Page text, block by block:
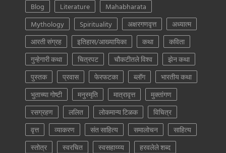
Blog Literature
Mahabharata
Mythology
Spirituality अक्षरगणवृत्त
अध्यात्म
आरती संग्रह
इतिहास/आख्यायिका कथा
कविता
गुन्हेगारी कथा
चित्रपट चौकटीतले विश्व
झेन कथा
पुस्तक
प्रवास फेरफटका ब्लॉग
भारतीय कथा
भुताच्या गोष्टी
मनुस्मृति मात्रावृत्त
मुक्तांगण
रसग्रहण
ललित लोकमान्य टिळक
विचित्र
वृत्त
व्याकरण संत साहित्य समालोचन
साहित्य
स्तोत्र
स्वरचित स्वसहाय्य्य हरवलेले शब्द